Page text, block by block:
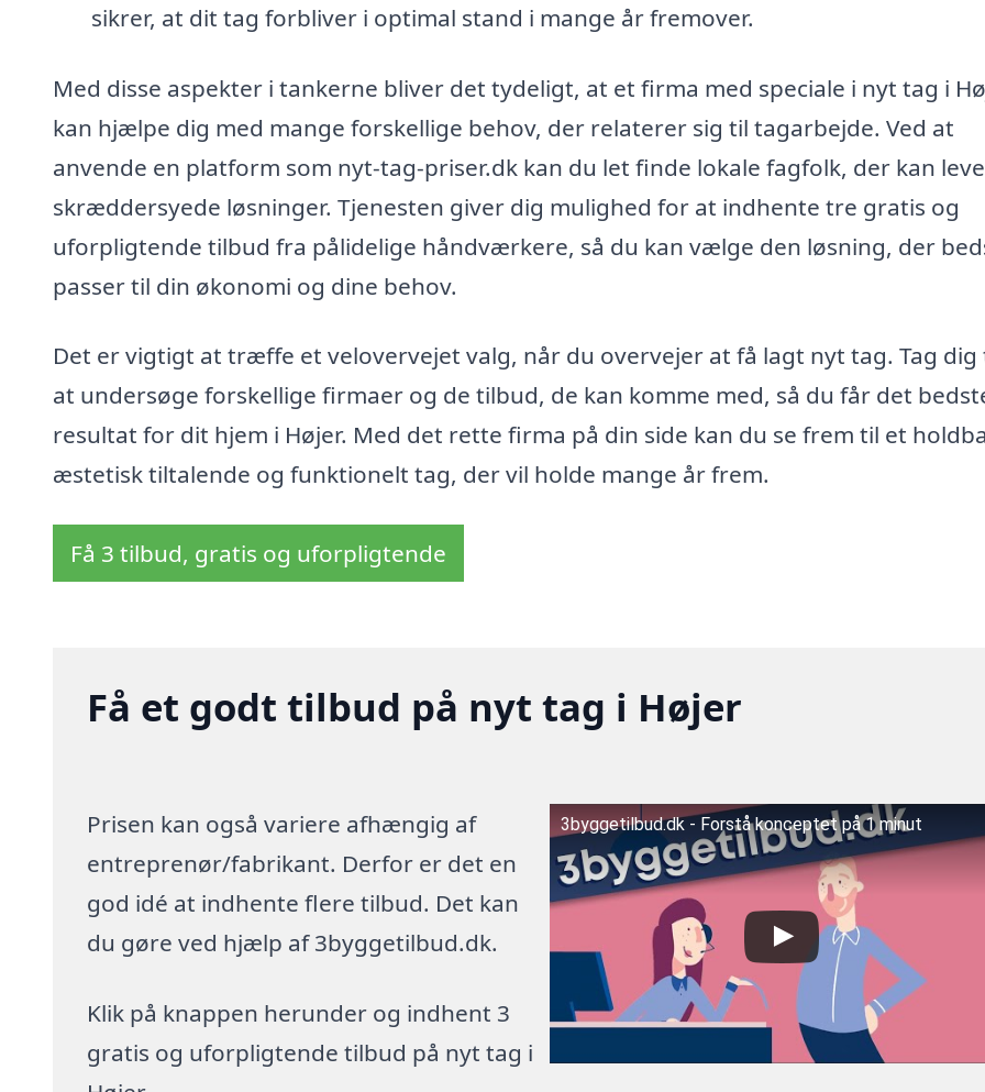
sikrer, at dit tag forbliver i optimal stand i mange år fremover.
Med disse aspekter i tankerne bliver det tydeligt, at et firma med speciale i nyt tag i
kan hjælpe dig med mange forskellige behov, der relaterer sig til tagarbejde. Ved at
anvende en platform som nyt-tag-priser.dk kan du let finde lokale fagfolk, der kan
skræddersyede løsninger. Tjenesten giver dig mulighed for at indhente tre gratis og
uforpligtende tilbud fra pålidelige håndværkere, så du kan vælge den løsning, der
passer til din økonomi og dine behov.
Det er vigtigt at træffe et velovervejet valg, når du overvejer at få lagt nyt tag. Tag dig
at undersøge forskellige firmaer og de tilbud, de kan komme med, så du får det
resultat for dit hjem i Højer. Med det rette firma på din side kan du se frem til et
æstetisk tiltalende og funktionelt tag, der vil holde mange år frem.
Få 3 tilbud, gratis og uforpligtende
Få et godt tilbud på nyt tag i Højer
Prisen kan også variere afhængig af
entreprenør/fabrikant. Derfor er det en
god idé at indhente flere tilbud. Det kan
du gøre ved hjælp af 3byggetilbud.dk.
Klik på knappen herunder og indhent 3
gratis og uforpligtende tilbud på nyt tag i
3byggetilbud.dk - Forstå konceptet på 1 minut